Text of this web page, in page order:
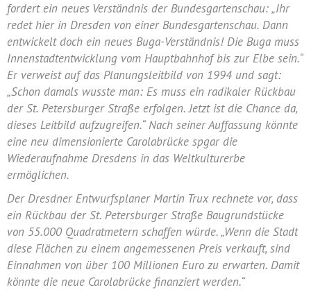
fordert ein neues Verständnis der Bundesgartenschau: „Ihr
redet hier in Dresden von einer Bundesgartenschau. Dann
entwickelt doch ein neues Buga-Verständnis! Die Buga muss
Innenstadtentwicklung vom Hauptbahnhof bis zur Elbe sein.“
Er verweist auf das Planungsleitbild von 1994 und sagt:
„Schon damals wusste man: Es muss ein radikaler Rückbau
der St. Petersburger Straße erfolgen. Jetzt ist die Chance da,
dieses Leitbild aufzugreifen.“ Nach seiner Auffassung könnte
eine neu dimensionierte Carolabrücke spgar die
Wiederaufnahme Dresdens in das Weltkulturerbe
ermöglichen.
Der Dresdner Entwurfsplaner Martin Trux rechnete vor, dass
ein Rückbau der St. Petersburger Straße Baugrundstücke
von 55.000 Quadratmetern schaffen würde. „Wenn die Stadt
diese Flächen zu einem angemessenen Preis verkauft, sind
Einnahmen von über 100 Millionen Euro zu erwarten. Damit
könnte die neue Carolabrücke finanziert werden.“